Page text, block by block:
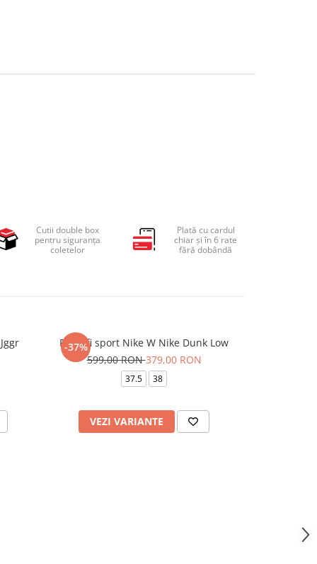
Cutii double box
pentru siguranța
coletelor
Plată cu cardul
chiar și în 6 rate
fără dobândă
-37%
Pantofi sport Nike W Nike Dunk Low
599,00 RON379,00 RON
37.5 38
VEZI VARIANTE